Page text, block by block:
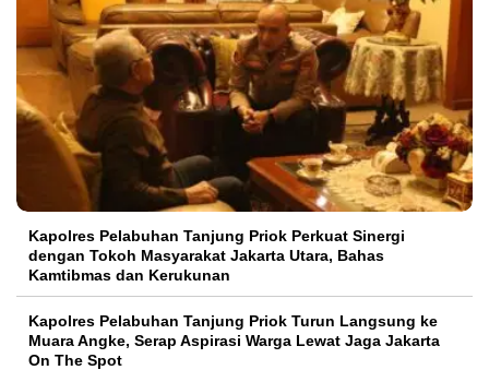
Kapolres Pelabuhan Tanjung Priok Perkuat Sinergi
dengan Tokoh Masyarakat Jakarta Utara, Bahas
Kamtibmas dan Kerukunan
Kapolres Pelabuhan Tanjung Priok Turun Langsung ke
Muara Angke, Serap Aspirasi Warga Lewat Jaga Jakarta
On The Spot